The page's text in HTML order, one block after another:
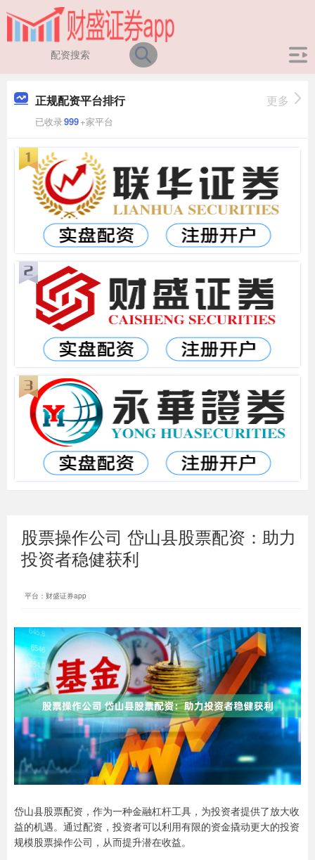
正规配资平台排行
已收录999+家平台
更多
股票操作公司 岱山县股票配资：助力
投资者稳健获利
平台：财盛证券app
岱山县股票配资，作为一种金融杠杆工具，为投资者提供了放大收
益的机遇。通过配资，投资者可以利用有限的资金撬动更大的投资
规模股票操作公司，从而提升潜在收益。